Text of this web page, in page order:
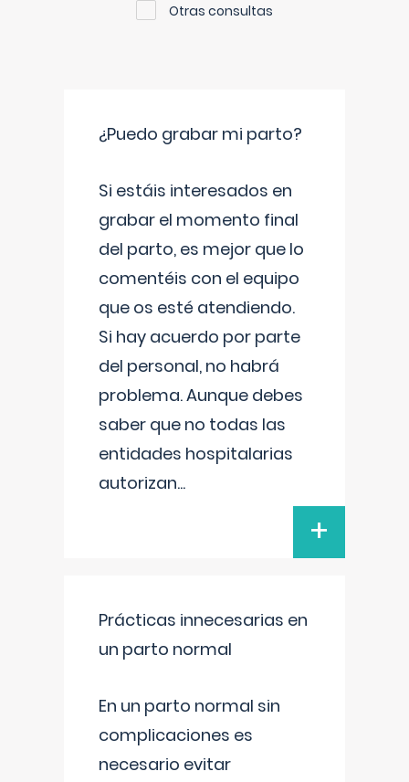
Otras consultas
¿Puedo grabar mi parto?
Si estáis interesados en
grabar el momento final
del parto, es mejor que lo
comentéis con el equipo
que os esté atendiendo.
Si hay acuerdo por parte
del personal, no habrá
problema. Aunque debes
saber que no todas las
entidades hospitalarias
autorizan...
+
Prácticas innecesarias en
un parto normal
En un parto normal sin
complicaciones es
necesario evitar